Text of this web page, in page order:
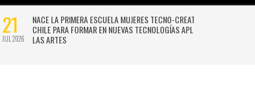
21
JUL 2026
NACE LA PRIMERA ESCUELA MUJERES TECNO-CREATIVAS DE
CHILE PARA FORMAR EN NUEVAS TECNOLOGÍAS APLICADAS A
LAS ARTES